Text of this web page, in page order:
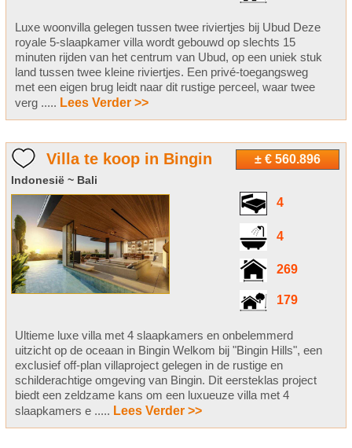
Luxe woonvilla gelegen tussen twee riviertjes bij Ubud Deze
royale 5-slaapkamer villa wordt gebouwd op slechts 15
minuten rijden van het centrum van Ubud, op een uniek stuk
land tussen twee kleine riviertjes. Een privé-toegangsweg
met een eigen brug leidt naar dit rustige perceel, waar twee
verg ..... Lees Verder >>
± € 560.896
Villa te koop in Bingin
Indonesië ~ Bali
4
4
269
179
Ultieme luxe villa met 4 slaapkamers en onbelemmerd
uitzicht op de oceaan in Bingin Welkom bij "Bingin Hills", een
exclusief off-plan villaproject gelegen in de rustige en
schilderachtige omgeving van Bingin. Dit eersteklas project
biedt een zeldzame kans om een luxueuze villa met 4
slaapkamers e ..... Lees Verder >>